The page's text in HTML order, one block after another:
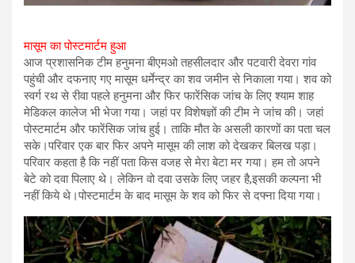
मासूम का पोस्टमार्टम हुआ
आज प्रशासनिक टीम हनुमना बीएमओ तहसीलदार और पटवारी देवरा गांव
पहुंची और दफनाए गए मासूम धर्मेन्द्र का शव जमीन से निकाला गया। शव को
स्वर्ग रथ से रीवा पहले हनुमना और फिर फारेंसिक जांच के लिए श्याम शाह
मेडिकल कालेज भी भेजा गया। जहां पर विशेषज्ञों की टीम ने जांच की। जहां
पोस्टमार्टम और फारेंसिक जांच हुई। ताकि मौत के असली कारणों का पता चल
सके।परिवार एक बार फिर अपने मासूम की लाश को देखकर बिलख पड़ा।
परिवार कहता है कि नहीं पता किस वजह से मेरा बेटा मर गया। हम तो अपने
बेटे को दवा पिलाए थे। लेकिन वो दवा उसके लिए जहर है,इसकी कल्पना भी
नहीं किये थे।पोस्टमार्टम के बाद मासूम के शव को फिर से दफ्ना दिया गया।